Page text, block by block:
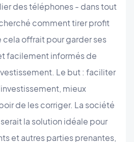
des téléphones - dans tout
comment tirer profit
offrait pour garder ses
facilement informés de
Le but : faciliter
mieux
de les corriger. La société
la solution idéale pour
et autres parties prenantes,